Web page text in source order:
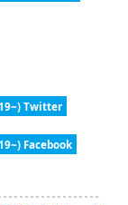
Twitter
Facebook